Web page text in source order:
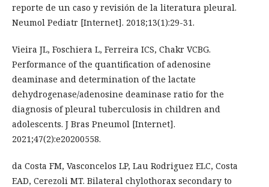
reporte de un caso y revisión de la literatura pleural.
Neumol Pediatr [Internet]. 2018;13(1):29-31.
Vieira JL, Foschiera L, Ferreira ICS, Chakr VCBG.
Performance of the quantification of adenosine
deaminase and determination of the lactate
dehydrogenase/adenosine deaminase ratio for the
diagnosis of pleural tuberculosis in children and
adolescents. J Bras Pneumol [Internet].
2021;47(2):e20200558.
da Costa FM, Vasconcelos LP, Lau Rodriguez ELC, Costa
EAD, Cerezoli MT. Bilateral chylothorax secondary to